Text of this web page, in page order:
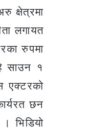
क्षेत्रमा
लगायत
रुपमा
साउन १
एक्टरको
छन
भिडियो